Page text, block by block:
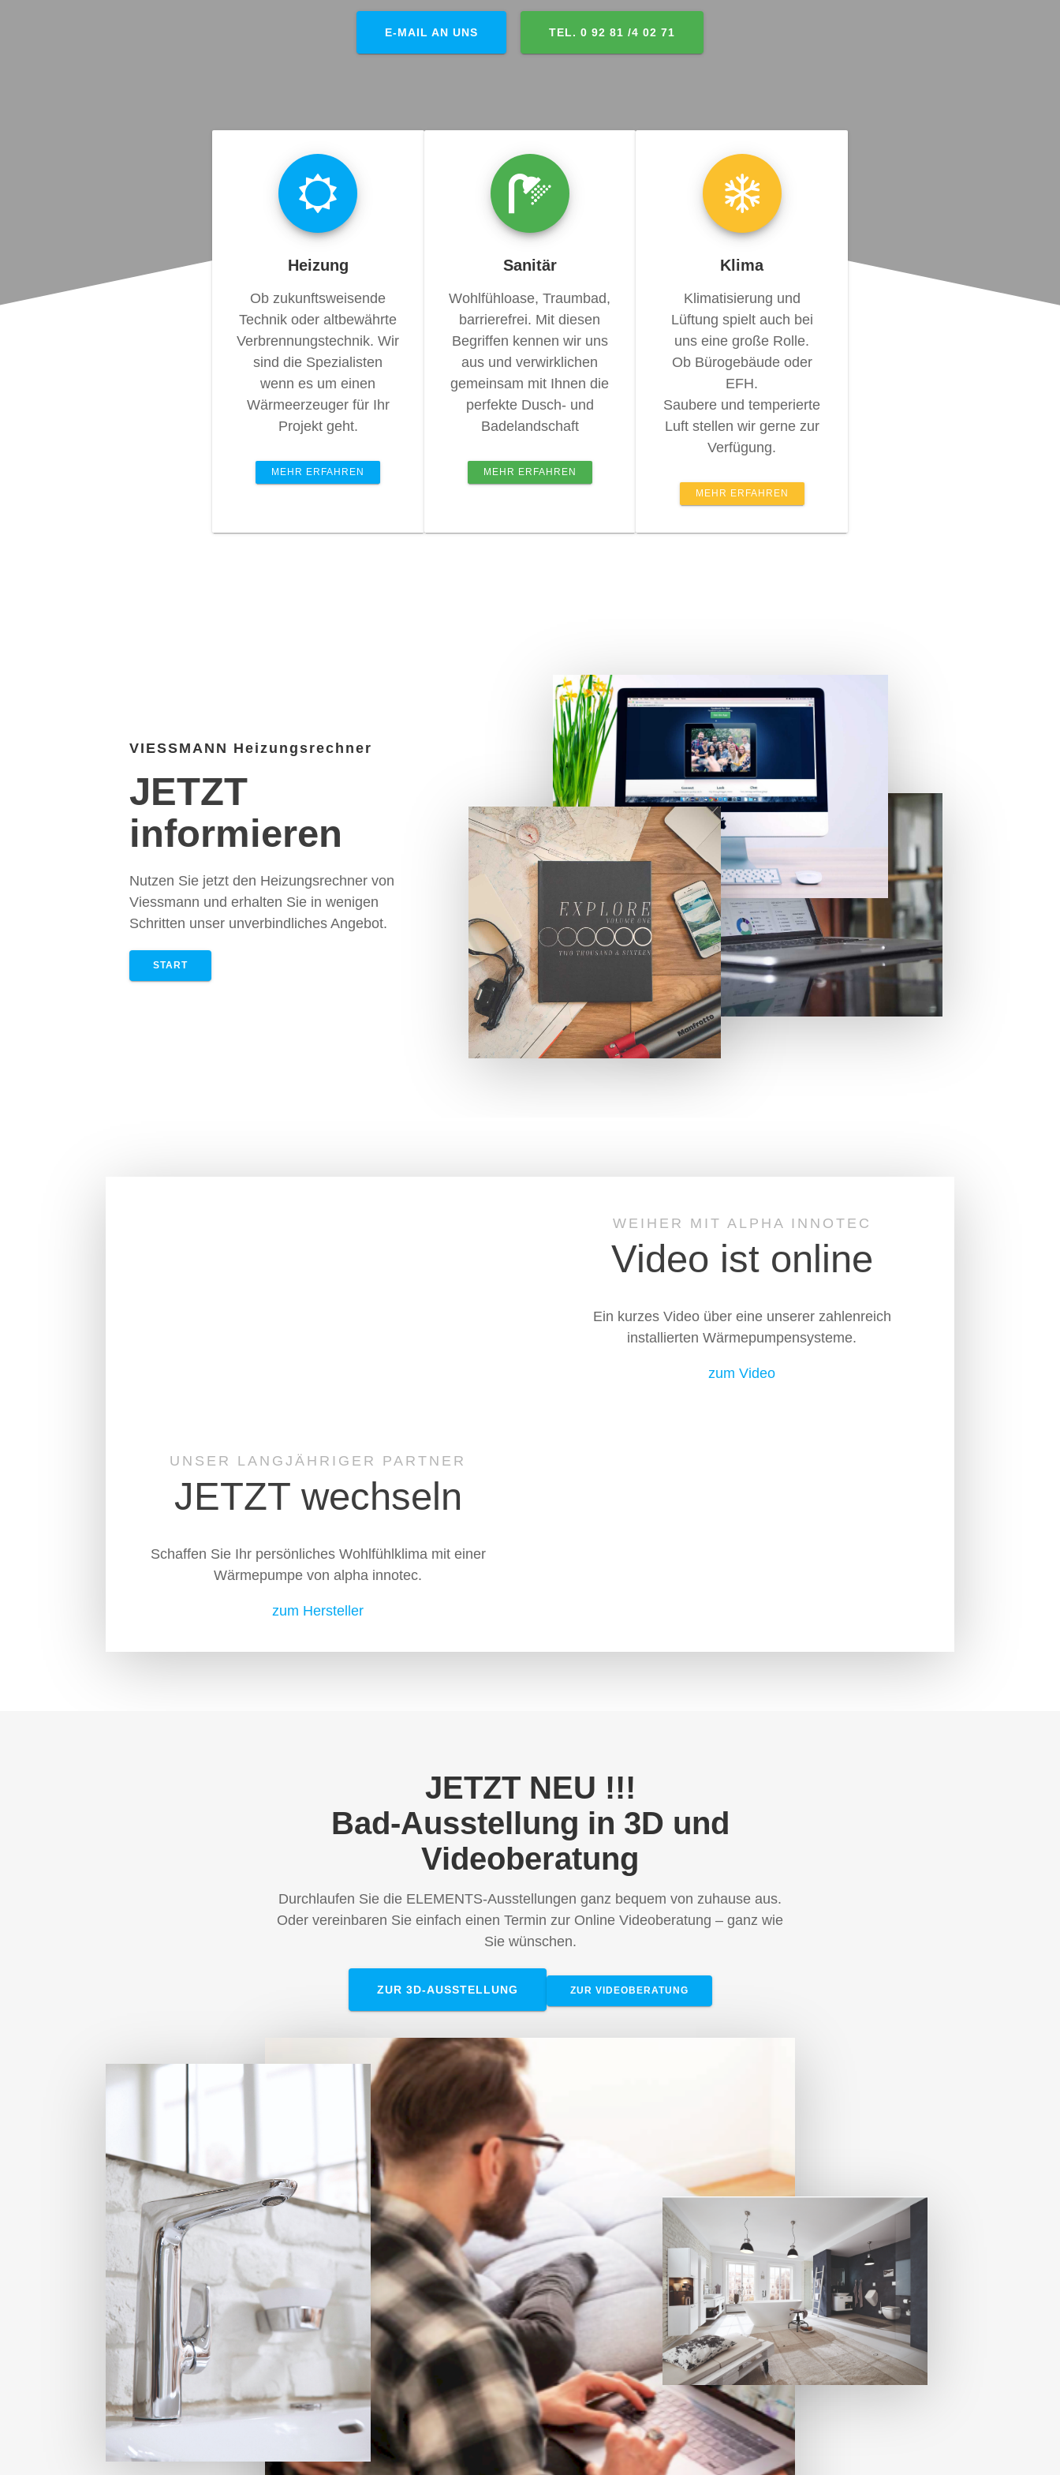
E-MAIL AN UNS TEL. 0 92 81 /4 02 71
Heizung
Ob zukunftsweisende
Technik oder altbewährte
Verbrennungstechnik. Wir
sind die Spezialisten
wenn es um einen
Wärmeerzeuger für Ihr
Projekt geht.
MEHR ERFAHREN
Sanitär
Wohlfühloase, Traumbad,
barrierefrei. Mit diesen
Begriffen kennen wir uns
aus und verwirklichen
gemeinsam mit Ihnen die
perfekte Dusch- und
Badelandschaft
MEHR ERFAHREN
Klima
Klimatisierung und
Lüftung spielt auch bei
uns eine große Rolle.
Ob Bürogebäude oder
EFH.
Saubere und temperierte
Luft stellen wir gerne zur
Verfügung.
MEHR ERFAHREN
VIESSMANN Heizungsrechner
JETZT
informieren
Nutzen Sie jetzt den Heizungsrechner von
Viessmann und erhalten Sie in wenigen
Schritten unser unverbindliches Angebot.
START
WEIHER MIT ALPHA INNOTEC
Video ist online
Ein kurzes Video über eine unserer zahlenreich
installierten Wärmepumpensysteme.
zum Video
UNSER LANGJÄHRIGER PARTNER
JETZT wechseln
Schaffen Sie Ihr persönliches Wohlfühlklima mit einer
Wärmepumpe von alpha innotec.
zum Hersteller
JETZT NEU !!!
Bad-Ausstellung in 3D und
Videoberatung
Durchlaufen Sie die ELEMENTS-Ausstellungen ganz bequem von zuhause aus.
Oder vereinbaren Sie einfach einen Termin zur Online Videoberatung – ganz wie
Sie wünschen.
ZUR 3D-AUSSTELLUNG ZUR VIDEOBERATUNG